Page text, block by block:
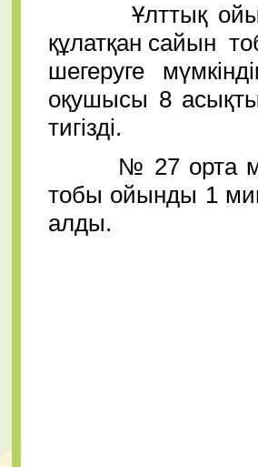
Ұлттық
құлатқан сайын
шегеруге
оқушысы 8 асықты
тигізді.
№ 27 орта
тобы ойынды 1
алды.